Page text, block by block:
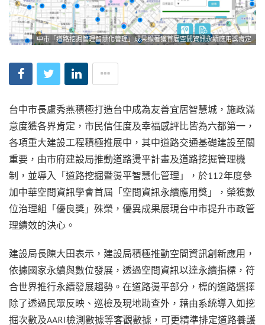
中市「道路挖掘管理智慧化管理」成果顯著獲首屆空間資訊永續應用獎肯定
台中市長盧秀燕積極打造台中成為友善宜居智慧城，施政滿
意度獲各界肯定，市民信任度及幸福感評比皆為六都第一，
各項重大建設工程積極推展中，其中道路交通基礎建設至關
重要，由市府建設局推動道路燙平計畫及道路挖掘管理機
制，並導入「道路挖掘暨燙平智慧化管理」，於112年度參
加中華空間資訊學會首屆「空間資訊永續應用獎」，榮獲數
位治理組「優良獎」殊榮，優異成果展現台中市提升市政管
理績效的決心。
建設局長陳大田表示，建設局積極推動空間資訊創新應用，
依據國家永續與數位發展，透過空間資訊以達永續指標，符
合世界推行永續發展趨勢。在道路燙平部分，標的道路選擇
除了透過民眾反映、巡檢及現地勘查外，藉由系統導入如挖
掘次數及AARI檢測數據等客觀數據，可更精準排定道路養護